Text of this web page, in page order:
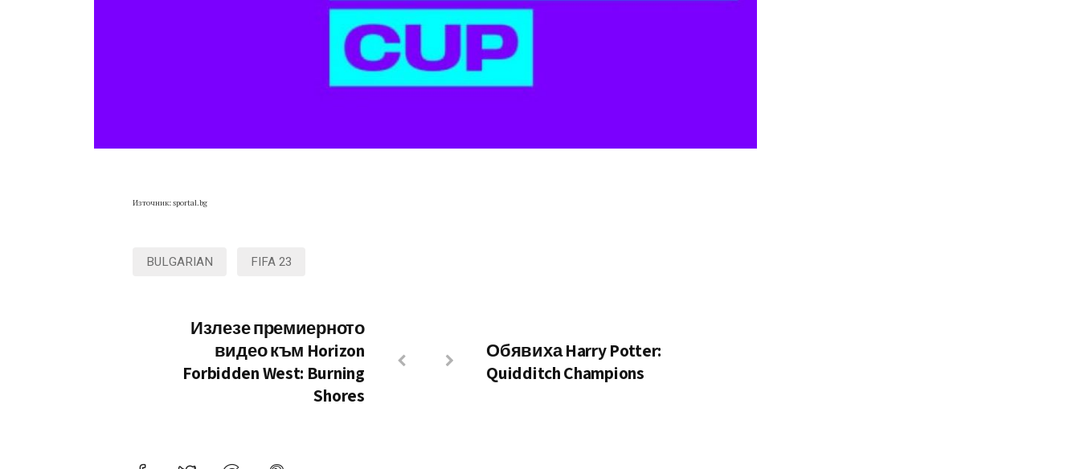
Източник: sportal.bg
BULGARIAN FIFA 23
Излезе премиерното
видео към Horizon
Forbidden West: Burning
Shores
Обявиха Harry Potter:
Quidditch Champions